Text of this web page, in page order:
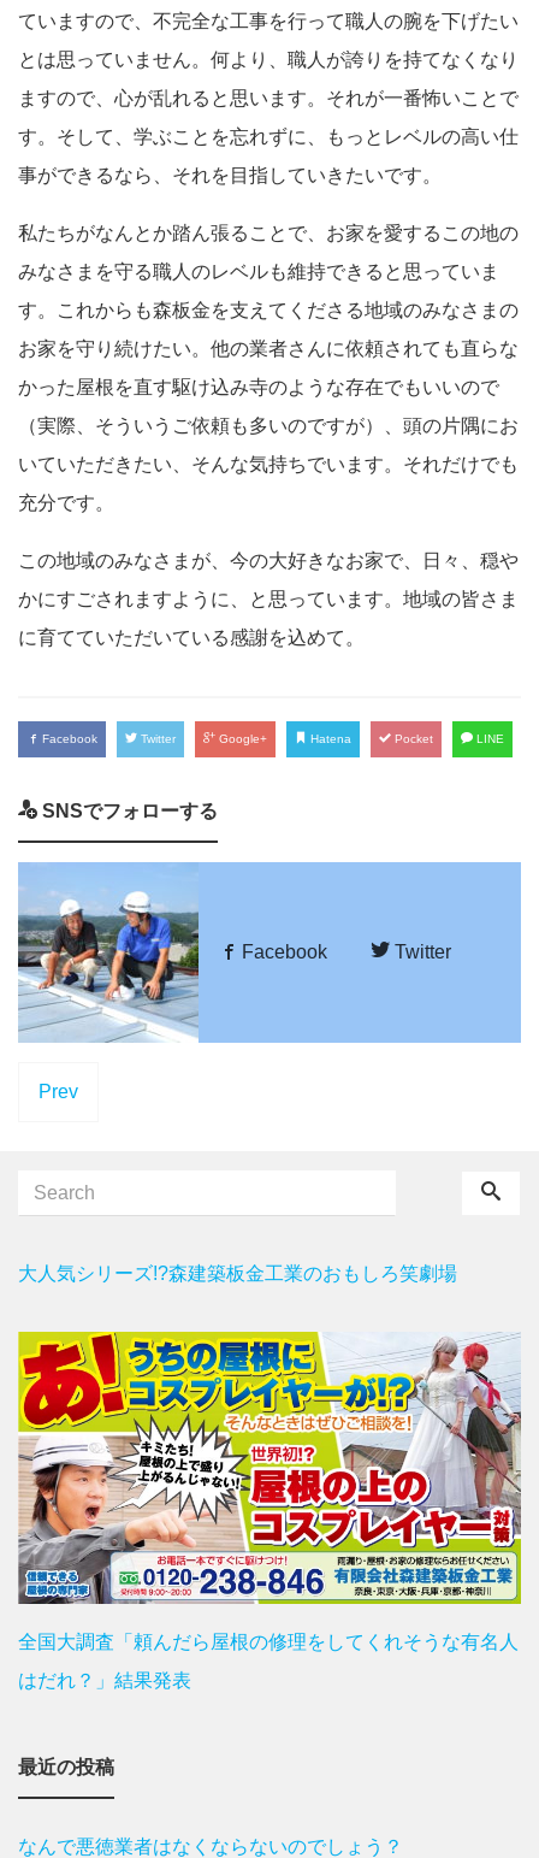
ていますので、不完全な工事を行って職人の腕を下げたい
とは思っていません。何より、職人が誇りを持てなくなり
ますので、心が乱れると思います。それが一番怖いことで
す。そして、学ぶことを忘れずに、もっとレベルの高い仕
事ができるなら、それを目指していきたいです。
私たちがなんとか踏ん張ることで、お家を愛するこの地の
みなさまを守る職人のレベルも維持できると思っていま
す。これからも森板金を支えてくださる地域のみなさまの
お家を守り続けたい。他の業者さんに依頼されても直らな
かった屋根を直す駆け込み寺のような存在でもいいので
（実際、そういうご依頼も多いのですが）、頭の片隅にお
いていただきたい、そんな気持ちでいます。それだけでも
充分です。
この地域のみなさまが、今の大好きなお家で、日々、穏や
かにすごされますように、と思っています。地域の皆さま
に育てていただいている感謝を込めて。
Facebook Twitter Google+ Hatena Pocket LINE
SNSでフォローする
Facebook Twitter
Prev
大人気シリーズ!?森建築板金工業のおもしろ笑劇場
全国大調査「頼んだら屋根の修理をしてくれそうな有名人
はだれ？」結果発表
最近の投稿
なんで悪徳業者はなくならないのでしょう？